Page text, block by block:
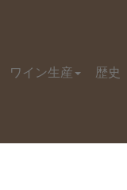
ワイン生産 歴史